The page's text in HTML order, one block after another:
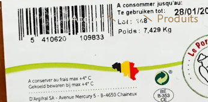
Accueil Blog Produits